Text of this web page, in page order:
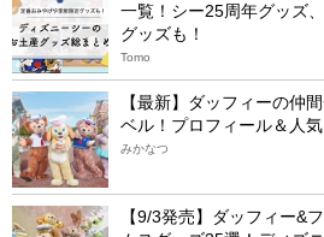
一覧！シー25周年グッズ
グッズも！
Tomo
【最新】ダッフィーの仲
ベル！プロフィール＆人気
みかなつ
【9/3発売】ダッフィー&